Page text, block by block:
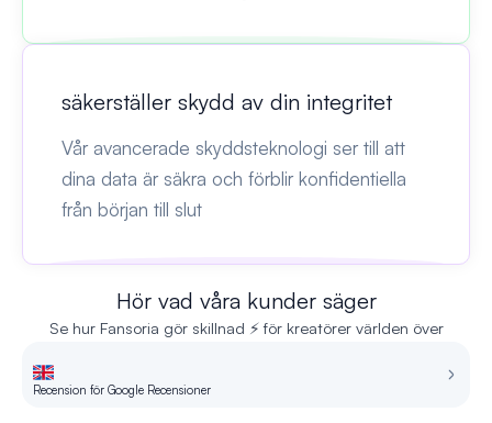
säkerställer skydd av din integritet
Vår avancerade skyddsteknologi ser till att
dina data är säkra och förblir konfidentiella
från början till slut
Hör vad våra kunder säger
Se hur Fansoria gör skillnad ⚡ för kreatörer världen över
Recension för Google Recensioner